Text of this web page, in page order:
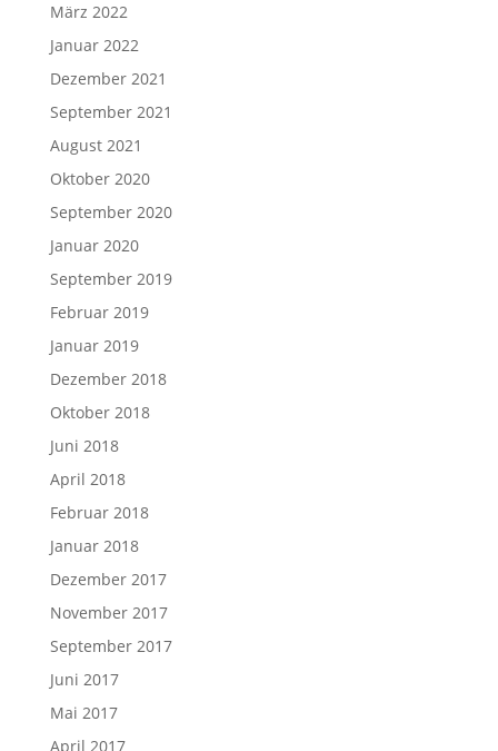
März 2022
Januar 2022
Dezember 2021
September 2021
August 2021
Oktober 2020
September 2020
Januar 2020
September 2019
Februar 2019
Januar 2019
Dezember 2018
Oktober 2018
Juni 2018
April 2018
Februar 2018
Januar 2018
Dezember 2017
November 2017
September 2017
Juni 2017
Mai 2017
April 2017